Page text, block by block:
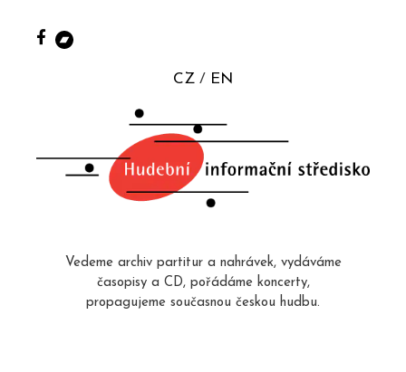
CZ EN
Vedeme archiv partitur a nahrávek, vydáváme
časopisy a CD, pořádáme koncerty,
propagujeme současnou českou hudbu.